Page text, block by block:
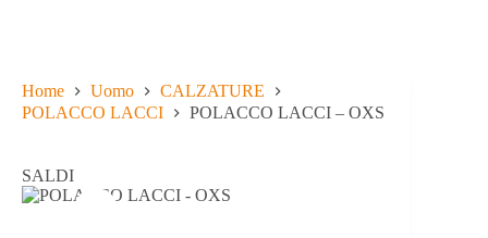
Home Uomo
CALZATURE
POLACCO LACCI
POLACCO LACCI – OXS
SALDI